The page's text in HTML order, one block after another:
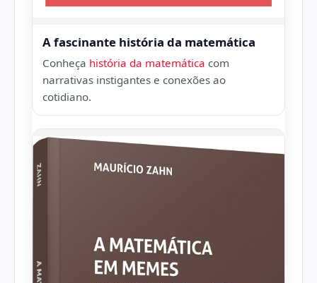
A fascinante história da matemática
Conheça história da matemática com
narrativas instigantes e conexões ao
cotidiano.